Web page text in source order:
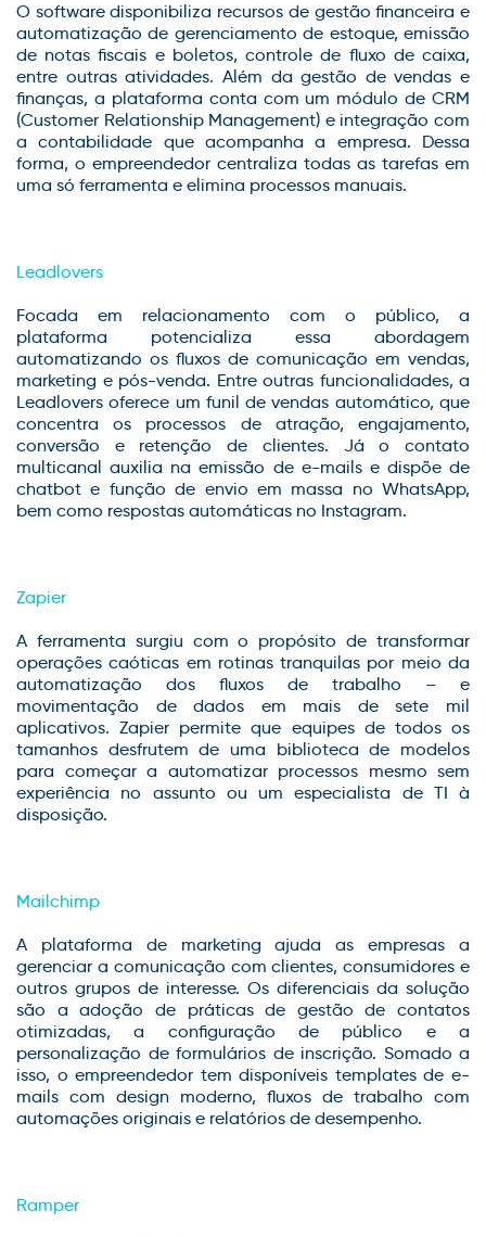
O software disponibiliza recursos de gestão financeira e
automatização de gerenciamento de estoque, emissão
de notas fiscais e boletos, controle de fluxo de caixa,
entre outras atividades. Além da gestão de vendas e
finanças, a plataforma conta com um módulo de CRM
(Customer Relationship Management) e integração com
a contabilidade que acompanha a empresa. Dessa
forma, o empreendedor centraliza todas as tarefas em
uma só ferramenta e elimina processos manuais.
Leadlovers
Focada em relacionamento com o público, a
plataforma potencializa essa abordagem
automatizando os fluxos de comunicação em vendas,
marketing e pós-venda. Entre outras funcionalidades, a
Leadlovers oferece um funil de vendas automático, que
concentra os processos de atração, engajamento,
conversão e retenção de clientes. Já o contato
multicanal auxilia na emissão de e-mails e dispõe de
chatbot e função de envio em massa no WhatsApp,
bem como respostas automáticas no Instagram.
Zapier
A ferramenta surgiu com o propósito de transformar
operações caóticas em rotinas tranquilas por meio da
automatização dos fluxos de trabalho – e
movimentação de dados em mais de sete mil
aplicativos. Zapier permite que equipes de todos os
tamanhos desfrutem de uma biblioteca de modelos
para começar a automatizar processos mesmo sem
experiência no assunto ou um especialista de TI à
disposição.
Mailchimp
A plataforma de marketing ajuda as empresas a
gerenciar a comunicação com clientes, consumidores e
outros grupos de interesse. Os diferenciais da solução
são a adoção de práticas de gestão de contatos
otimizadas, a configuração de público e a
personalização de formulários de inscrição. Somado a
isso, o empreendedor tem disponíveis templates de e-
mails com design moderno, fluxos de trabalho com
automações originais e relatórios de desempenho.
Ramper